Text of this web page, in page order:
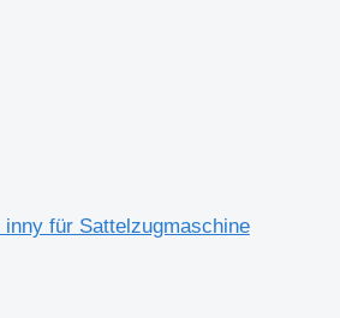
für Sattelzugmaschine